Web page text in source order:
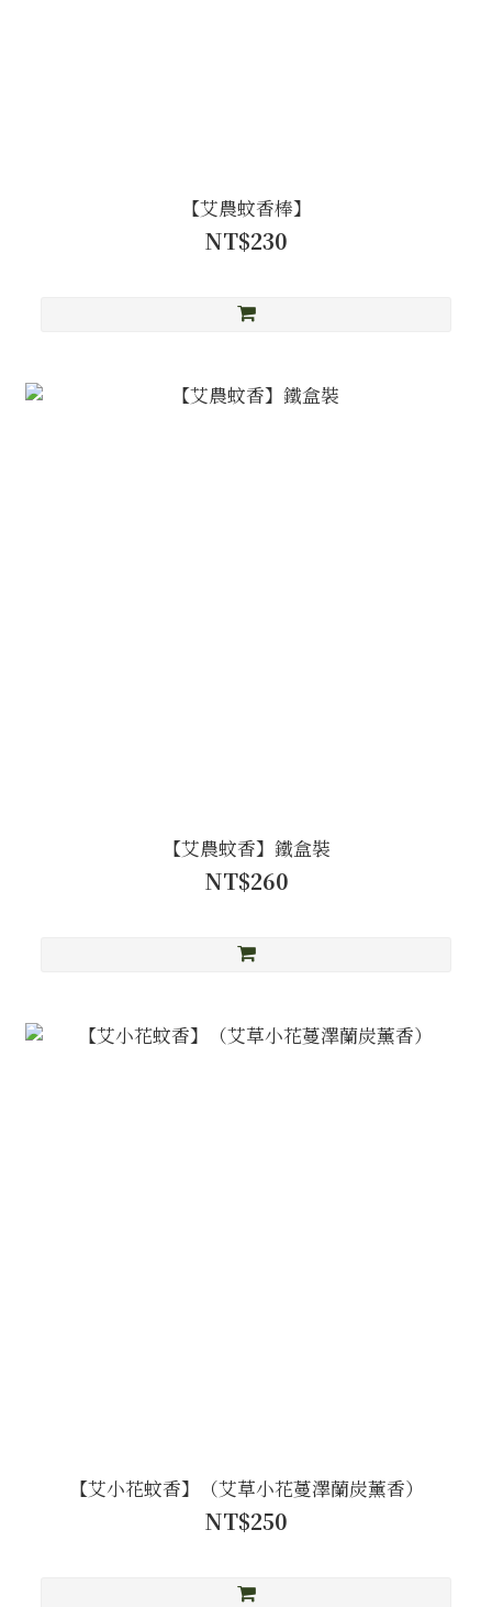
【艾農蚊香棒】
NT$230
【艾農蚊香】鐵盒裝
NT$260
【艾小花蚊香】（艾草小花蔓澤蘭炭薰香）
NT$250